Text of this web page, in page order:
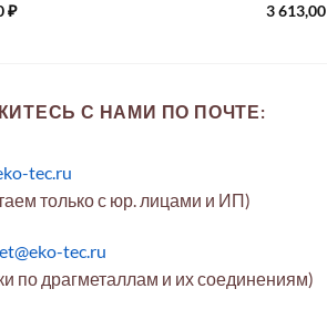
₽ 3 613,00
С НАМИ ПО ПОЧТЕ:
tec.ru
только с юр. лицами и ИП)
tec.ru
по драгметаллам и их соединениям)